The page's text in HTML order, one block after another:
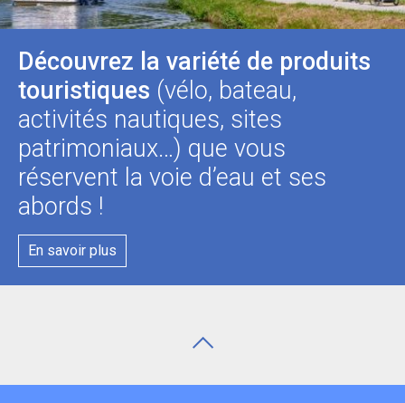
Découvrez la variété de produits
touristiques (vélo, bateau,
activités nautiques, sites
patrimoniaux…) que vous
réservent la voie d’eau et ses
abords !
En savoir plus